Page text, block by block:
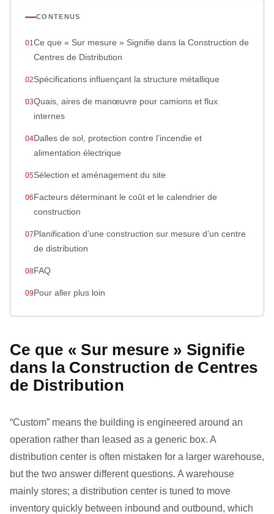
CONTENUS
Ce que « Sur mesure » Signifie dans la Construction de
Centres de Distribution
Spécifications influençant la structure métallique
Quais, aires de manœuvre pour camions et flux
internes
Dalles de sol, protection contre l’incendie et
alimentation électrique
Sélection et aménagement du site
Facteurs déterminant le coût et le calendrier de
construction
Planification d’une construction sur mesure d’un centre
de distribution
FAQ
Pour aller plus loin
Ce que « Sur mesure » Signifie
dans la Construction de Centres
de Distribution
“Custom” means the building is engineered around an
operation rather than leased as a generic box. A
distribution center is often mistaken for a larger warehouse,
but the two answer different questions. A warehouse
mainly stores; a distribution center is tuned to move
inventory quickly between inbound and outbound, which